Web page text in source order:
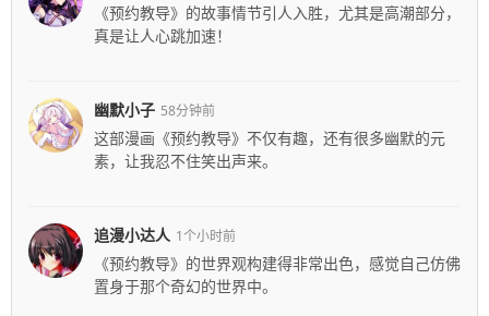
《预约教导》的故事情节引人入胜，尤其是高潮部分，
真是让人心跳加速！
幽默小子 58分钟前
这部漫画《预约教导》不仅有趣，还有很多幽默的元
素，让我忍不住笑出声来。
追漫小达人 1个小时前
《预约教导》的世界观构建得非常出色，感觉自己仿佛
置身于那个奇幻的世界中。